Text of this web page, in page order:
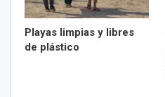
Playas limpias y libres
de plástico